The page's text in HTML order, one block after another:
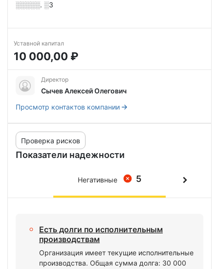
░░░░░. ░3
Уставной капитал
10 000,00 ₽
Директор
Сычев Алексей Олегович
Просмотр контактов компании
Показатели надежности
Проверка рисков
5
Негативные
Есть долги по исполнительным
производствам
Организация имеет текущие исполнительные
производства. Общая сумма долга: 30 000